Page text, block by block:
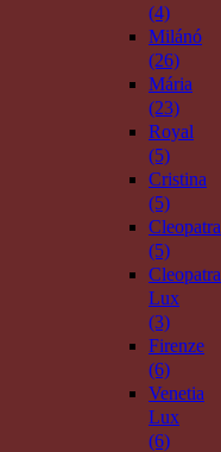
(4)
Milánó
(26)
Mária
(23)
Royal
(5)
Cristina
(5)
Cleopatra
(5)
Cleopatra
Lux
(3)
Firenze
(6)
Venetia
Lux
(6)